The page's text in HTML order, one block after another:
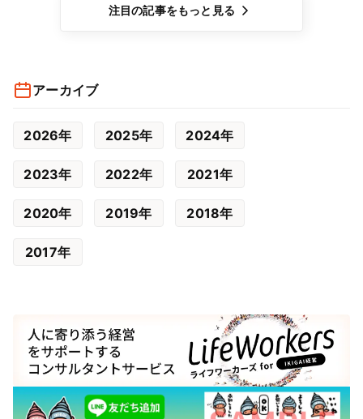
注目の記事をもっと見る
アーカイブ
2026年 2025年 2024年
2023年 2022年 2021年
2020年 2019年 2018年
2017年